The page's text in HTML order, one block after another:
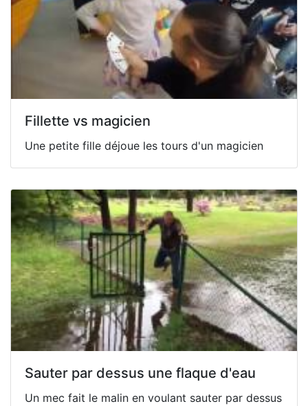
Fillette vs magicien
Une petite fille déjoue les tours d'un magicien
Sauter par dessus une flaque d'eau
Un mec fait le malin en voulant sauter par dessus